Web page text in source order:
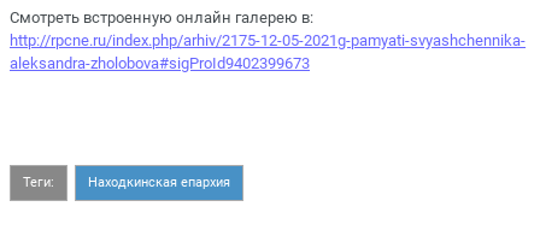
Смотреть встроенную онлайн галерею в:
http://rpcne.ru/index.php/arhiv/2175-12-05-2021g-pamyati-svyashchennika-
aleksandra-zholobova#sigProId9402399673
Теги: Находкинская епархия